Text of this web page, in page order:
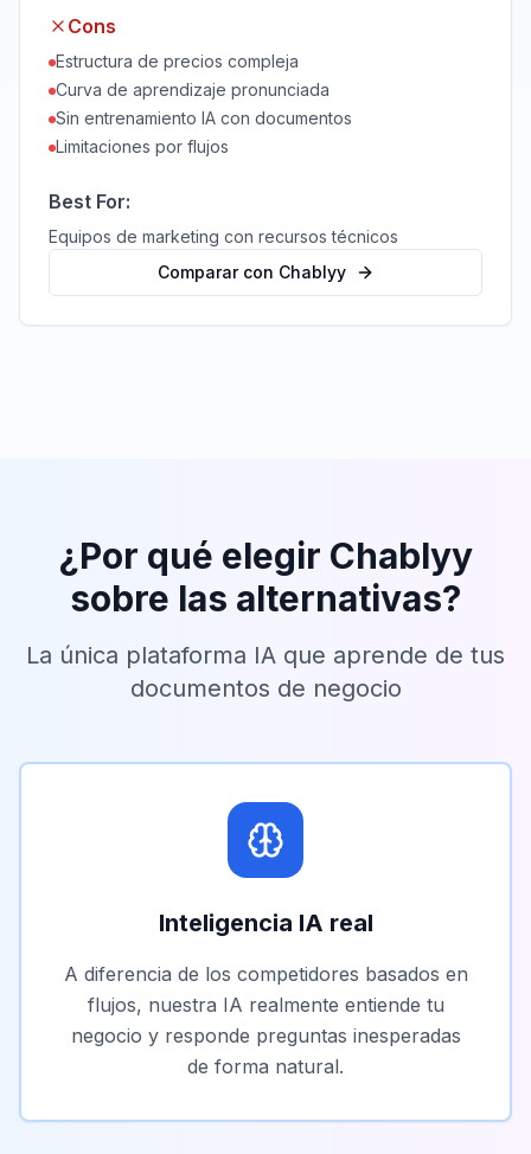
Cons
Estructura de precios compleja
Curva de aprendizaje pronunciada
Sin entrenamiento IA con documentos
Limitaciones por flujos
Best For:
Equipos de marketing con recursos técnicos
Comparar con Chablyy
¿Por qué elegir Chablyy
sobre las alternativas?
La única plataforma IA que aprende de tus
documentos de negocio
Inteligencia IA real
A diferencia de los competidores basados en
flujos, nuestra IA realmente entiende tu
negocio y responde preguntas inesperadas
de forma natural.